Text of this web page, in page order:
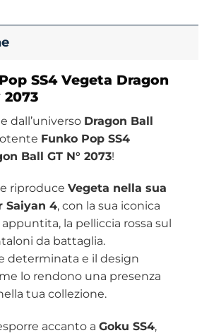
Pop SS4 Vegeta Dragon
2073
dall’universo Dragon Ball
Funko Pop SS4
Ball GT N° 2073!
riproduce Vegeta nella sua
Saiyan 4, con la sua iconica
la pelliccia rossa sul
da battaglia.
determinata e il design
lo rendono una presenza
tua collezione.
accanto a Goku SS4,